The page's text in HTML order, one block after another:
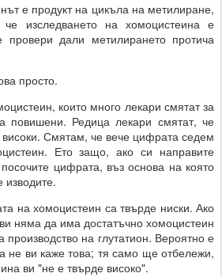
е продукт на цикъла на метилиране,
изследването на хомоцистеина е
дали метилирането протича
просто.
които много лекари смятат за
повишени. Редица лекари смятат, че
високи. Смятам, че вече цифрата седем
Ето защо, ако си направите
цифрата, въз основа на която
изводите.
на хомоцистеин са твърде ниски. Ако
няма да има достатъчно хомоцистеин
на глутатион. Вероятно е
не ви каже това; тя само ще отбележи,
ви "не е твърде високо".